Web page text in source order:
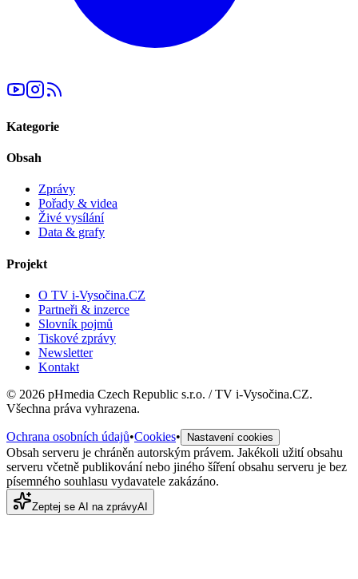
Kategorie
Obsah
Zprávy
Pořady & videa
Živé vysílání
Data & grafy
Projekt
O TV i-Vysočina.CZ
Partneři & inzerce
Slovník pojmů
Tiskové zprávy
Newsletter
Kontakt
© 2026 pHmedia Czech Republic s.r.o. / TV i-Vysočina.CZ.
Všechna práva vyhrazena.
Ochrana osobních údajů•Cookies• Nastavení cookies
Obsah serveru je chráněn autorským právem. Jakékoli užití obsahu
serveru včetně publikování nebo jiného šíření obsahu serveru je bez
písemného souhlasu vydavatele zakázáno.
Zeptej se AI na zprávyAI